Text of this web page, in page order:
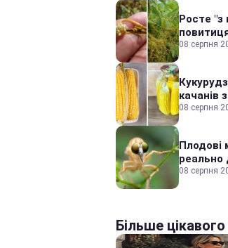
Росте "з
08 серпня
качанів
08 серпня
Плодові
реально
08 серпня
Більше цікавого